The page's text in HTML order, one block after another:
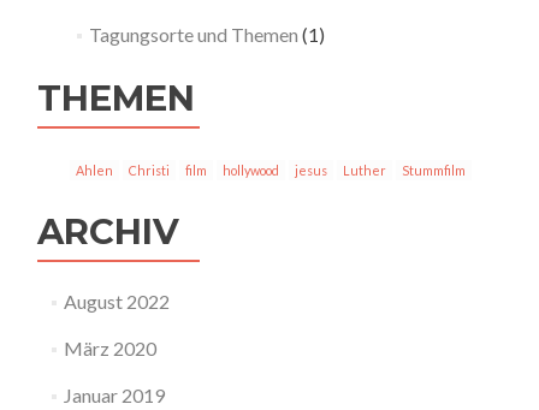
Tagungsorte und Themen (1)
THEMEN
Ahlen Christi film hollywood jesus Luther Stummfilm
ARCHIV
August 2022
März 2020
Januar 2019